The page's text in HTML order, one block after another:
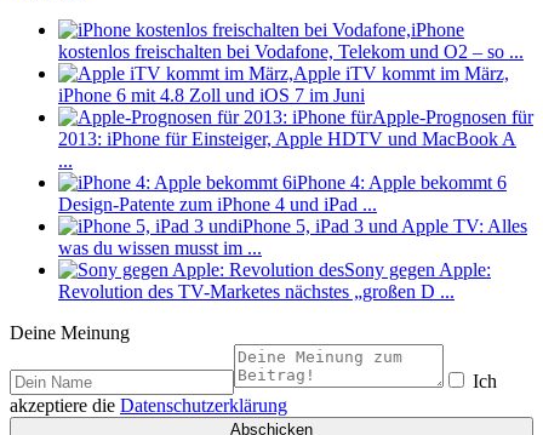
iPhone
kostenlos freischalten bei Vodafone, Telekom und O2 – so ...
Apple iTV kommt im März,
iPhone 6 mit 4.8 Zoll und iOS 7 im Juni
Apple-Prognosen für
2013: iPhone für Einsteiger, Apple HDTV und MacBook A
...
iPhone 4: Apple bekommt 6
Design-Patente zum iPhone 4 und iPad ...
iPhone 5, iPad 3 und Apple TV: Alles
was du wissen musst im ...
Sony gegen Apple:
Revolution des TV-Marketes nächstes „großen D ...
Deine Meinung
Ich
akzeptiere die Datenschutzerklärung